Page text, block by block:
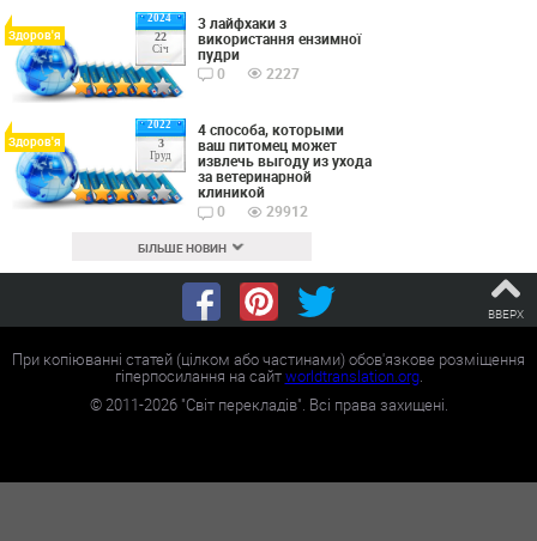
2024
22
Січ
Здоров'я
3 лайфхаки з
використання ензимної
пудри
0
2227
2022
3
Груд
Здоров'я
4 способа, которыми
ваш питомец может
извлечь выгоду из ухода
за ветеринарной
клиникой
0
29912
БІЛЬШЕ НОВИН
ВВЕРХ
При копіюванні статей (цілком або частинами) обов'язкове розміщення
гіперпосилання на сайтworldtranslation.org.
©2011-2026"Світ перекладів". Всі права захищені.